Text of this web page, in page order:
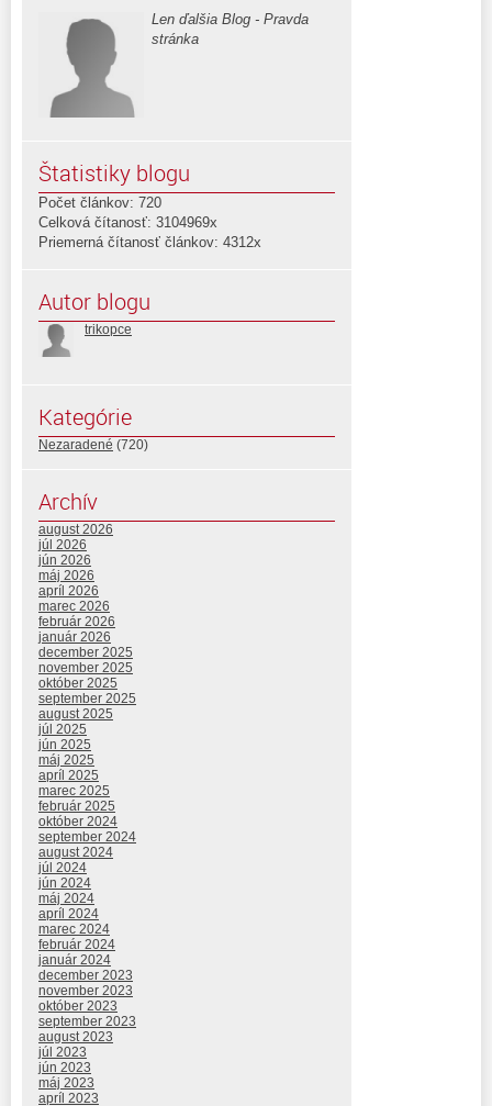
Len ďalšia Blog - Pravda
stránka
Štatistiky blogu
Počet článkov: 720
Celková čítanosť: 3104969x
Priemerná čítanosť článkov: 4312x
Autor blogu
trikopce
Kategórie
Nezaradené (720)
Archív
august 2026
júl 2026
jún 2026
máj 2026
apríl 2026
marec 2026
február 2026
január 2026
december 2025
november 2025
október 2025
september 2025
august 2025
júl 2025
jún 2025
máj 2025
apríl 2025
marec 2025
február 2025
október 2024
september 2024
august 2024
júl 2024
jún 2024
máj 2024
apríl 2024
marec 2024
február 2024
január 2024
december 2023
november 2023
október 2023
september 2023
august 2023
júl 2023
jún 2023
máj 2023
apríl 2023